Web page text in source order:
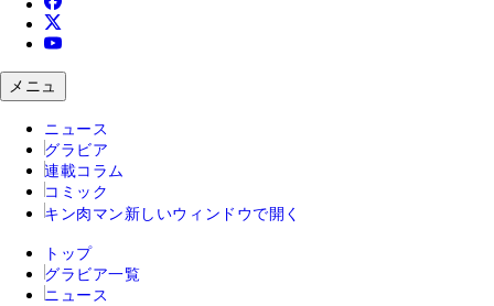
メニュ
ニュース
グラビア
連載コラム
コミック
キン肉マン 新しいウィンドウで開く
トップ
グラビア一覧
ニュース